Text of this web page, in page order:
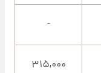
-
۳۱۵,۰۰۰